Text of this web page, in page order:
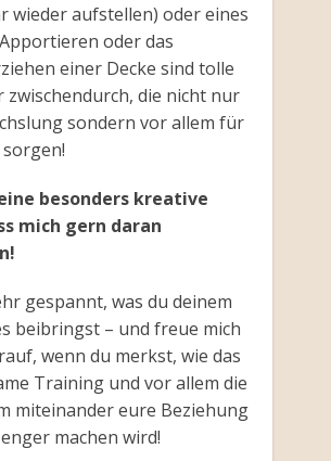
wieder aufstellen) oder eines
oder das
einer Decke sind tolle
zwischendurch, die nicht nur
sondern vor allem für
besonders kreative
mich gern daran
gespannt, was du deinem
beibringst – und freue mich
wenn du merkst, wie das
Training und vor allem die
miteinander eure Beziehung
machen wird!